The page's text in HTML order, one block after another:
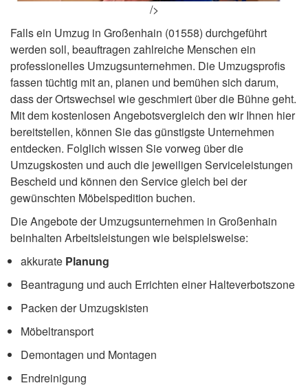
/>
Falls ein Umzug in Großenhain (01558) durchgeführt
werden soll, beauftragen zahlreiche Menschen ein
professionelles Umzugsunternehmen. Die Umzugsprofis
fassen tüchtig mit an, planen und bemühen sich darum,
dass der Ortswechsel wie geschmiert über die Bühne geht.
Mit dem kostenlosen Angebotsvergleich den wir Ihnen hier
bereitstellen, können Sie das günstigste Unternehmen
entdecken. Folglich wissen Sie vorweg über die
Umzugskosten und auch die jeweiligen Serviceleistungen
Bescheid und können den Service gleich bei der
gewünschten Möbelspedition buchen.
Die Angebote der Umzugsunternehmen in Großenhain
beinhalten Arbeitsleistungen wie beispielsweise:
akkurate Planung
Beantragung und auch Errichten einer Halteverbotszone
Packen der Umzugskisten
Möbeltransport
Demontagen und Montagen
Endreinigung